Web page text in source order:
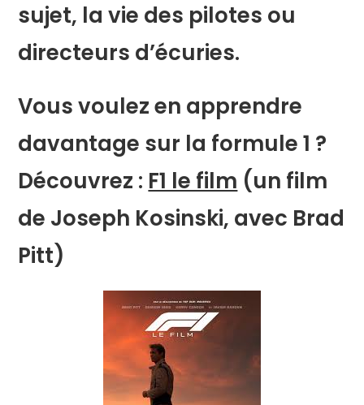
sujet, la vie des pilotes ou
directeurs d’écuries.
Vous voulez en apprendre
davantage sur la formule 1 ?
Découvrez : F1 le film (un film
de Joseph Kosinski, avec Brad
Pitt)